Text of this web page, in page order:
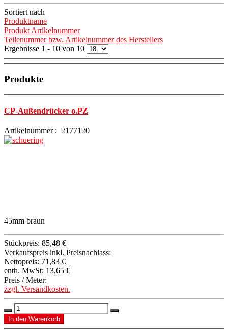
Sortiert nach
Produktname
Produkt Artikelnummer
Teilenummer bzw. Artikelnummer des Herstellers
Ergebnisse 1 - 10 von 10
Produkte
CP-Außendrücker o.PZ
Artikelnummer : 2177120
45mm braun
Stückpreis: 85,48 €
Verkaufspreis inkl. Preisnachlass:
Nettopreis: 71,83 €
enth. MwSt: 13,65 €
Preis / Meter:
zzgl. Versandkosten.